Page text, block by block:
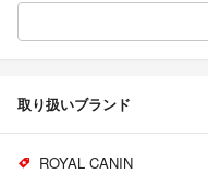
取り扱いブランド
ROYAL CANIN